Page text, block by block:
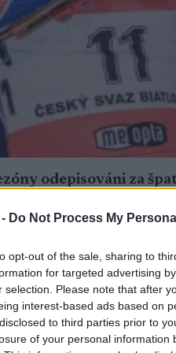
Do Not Process My
opt-out of the sale, sharing to
for targeted advertising
selection. Please note that after
interest-based ads based on
to third parties prior to
of your personal information
odepisováni za
bronzovou
loterii minula jen